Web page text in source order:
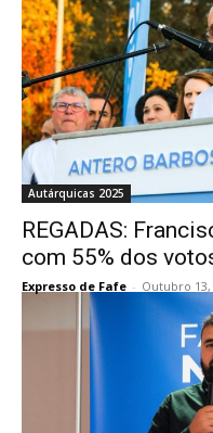
Autárquicas 2025
REGADAS:
com 55% dos
Expresso de Fafe - Outubro 13,